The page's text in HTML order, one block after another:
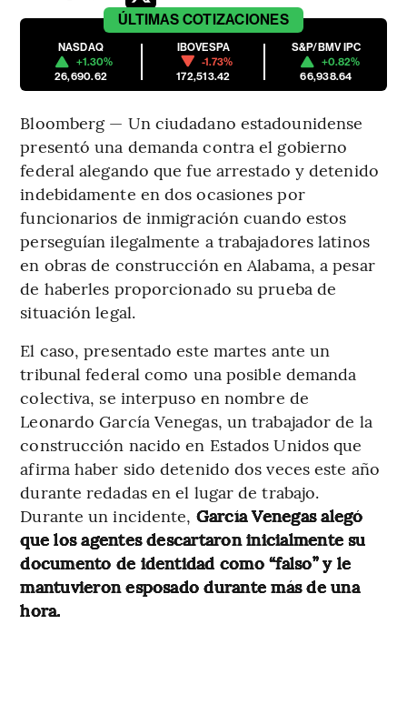
ÚLTIMAS COTIZACIONES
NASDAQ
+1.30%
26,690.62
IBOVESPA
-1.73%
172,513.42
S&P/BMV IPC
+0.82%
66,938.64
Bloomberg — Un ciudadano estadounidense
presentó una demanda contra el gobierno
federal alegando que fue arrestado y detenido
indebidamente en dos ocasiones por
funcionarios de inmigración cuando estos
perseguían ilegalmente a trabajadores latinos
en obras de construcción en Alabama, a pesar
de haberles proporcionado su prueba de
situación legal.
El caso, presentado este martes ante un
tribunal federal como una posible demanda
colectiva, se interpuso en nombre de
Leonardo García Venegas, un trabajador de la
construcción nacido en Estados Unidos que
afirma haber sido detenido dos veces este año
durante redadas en el lugar de trabajo.
Durante un incidente, García Venegas alegó
que los agentes descartaron inicialmente su
documento de identidad como “falso” y le
mantuvieron esposado durante más de una
hora.